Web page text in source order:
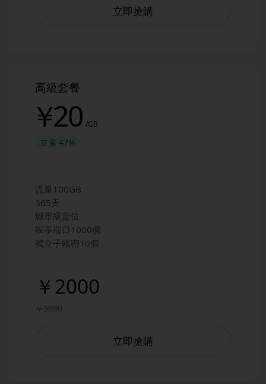
立即搶購
高級套餐
￥20 /GB
立省47%
流量100GB
365天
城市級定位
獨享端口1000個
獨立子帳密10個
￥2000
立即搶購